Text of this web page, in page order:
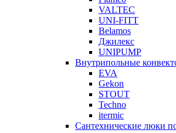
VALTEC
UNI-FITT
Belamos
Джилекс
UNIPUMP
Внутрипольные
EVA
Gekon
STOUT
Techno
itermic
Сантехнические люки